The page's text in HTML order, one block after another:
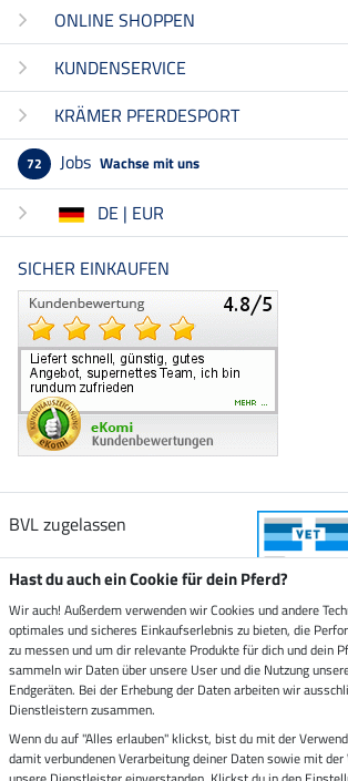
ONLINE SHOPPEN
KUNDENSERVICE
KRÄMER PFERDESPORT
72 Jobs Wachse mit uns
DE | EUR
SICHER EINKAUFEN
BVL zugelassen
Zustellung durch
Sicher bezahlen mit
Hast du auch ein Cookie für dein Pferd?
Wir auch! Außerdem verwenden wir Cookies und andere
optimales und sicheres Einkaufserlebnis zu bieten, die
zu messen und um dir relevante Produkte für dich und dein
sammeln wir Daten über unsere User und die Nutzung
Endgeräten. Bei der Erhebung der Daten arbeiten wir
Dienstleistern zusammen.
Wenn du auf "Alles erlauben" klickst, bist du mit der
damit verbundenen Verarbeitung deiner Daten sowie mit